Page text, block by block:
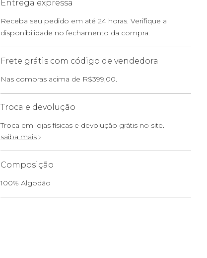
Entrega expressa
Receba seu pedido em até 24 horas. Verifique a
disponibilidade no fechamento da compra.
Frete grátis com código de vendedora
Nas compras acima de R$399,00.
Troca e devolução
Troca em lojas físicas e devolução grátis no site.
saiba mais
Composição
100% Algodão